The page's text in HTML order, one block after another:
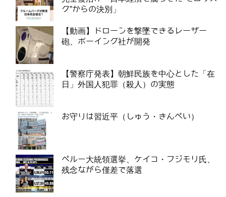
ク”からの決別」
【動画】ドローンを撃墜できるレーザー
砲、ボーイング社が開発
【警察庁発表】朝鮮民族を中心とした「在
日」外国人犯罪（殺人）の実態
お守りは習近平（しゅう・きんぺい）
ペルー大統領選挙、ケイコ・フジモリ氏、
残念ながら僅差で落選